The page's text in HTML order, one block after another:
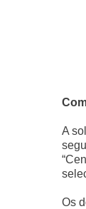
A
Os